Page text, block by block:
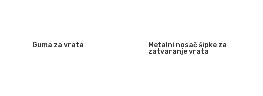
Guma za vrata
Metalni nosač šipke za
zatvaranje vrata